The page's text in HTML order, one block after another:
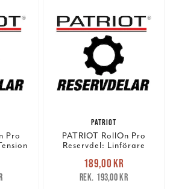
Pro
pris
PATRIOT
PATRIOT RollOn Pro
Reservdel: Linförare
Nuvarande pris
189,00 krTidigare pris
193,00 kr
189,00 kr
193,00 kr